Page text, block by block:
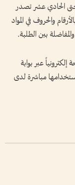
الحادي عشر تصدر
والحروف في المواد
بين الطلبة.
عبر بوابة
مباشرة لدى